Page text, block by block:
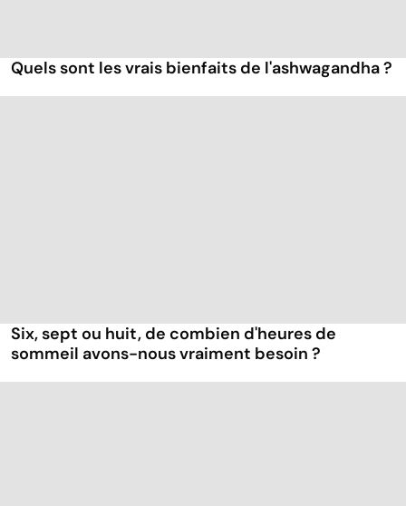
Quels sont les vrais bienfaits de l'ashwagandha ?
Six, sept ou huit, de combien d'heures de
sommeil avons-nous vraiment besoin ?